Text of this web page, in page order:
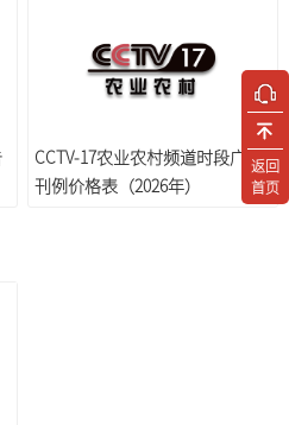
返回
首页
CCTV-17农业农村频道时段广告
刊例价格表（2026年）